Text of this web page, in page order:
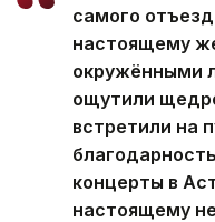
самого
настоящему
окружёнными
ощутили
встретили на
концерты в
настоящему